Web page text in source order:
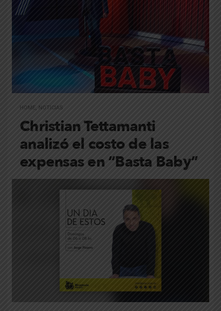
HOME, NOTICIAS
Christian Tettamanti
analizó el costo de las
expensas en “Basta Baby”